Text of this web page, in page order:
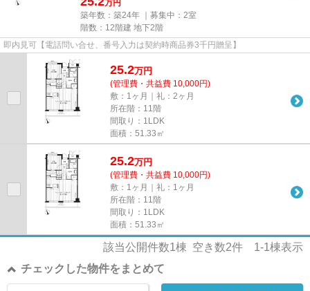
万円
築年数：築24年 ｜募集中： 2室
階数：12階建 地下2階
即内見可【電話問い合せ、番号入力は契約時商品券3千円贈呈】
25.2万円
(管理費・共益費 10,000円)
敷：1ヶ月｜礼：2ヶ月
所在階：11階
間取り：1LDK
面積：51.33㎡
25.2万円
(管理費・共益費 10,000円)
敷：1ヶ月｜礼：1ヶ月
所在階：11階
間取り：1LDK
面積：51.33㎡
該当公開件数1棟 空き数2件 1-1棟表示
チェックした物件をまとめて